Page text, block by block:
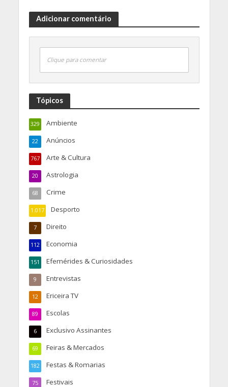
Adicionar comentário
Clique para comentar
Tópicos
Ambiente
329
Anúncios
22
Arte & Cultura
767
Astrologia
20
Crime
68
Desporto
1.017
Direito
7
Economia
112
Efemérides & Curiosidades
151
Entrevistas
9
Ericeira TV
12
Escolas
89
Exclusivo Assinantes
6
Feiras & Mercados
69
Festas & Romarias
182
Festivais
75